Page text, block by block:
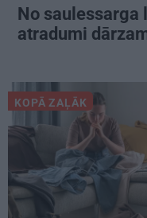
No
atradumi
KOPĀ ZAĻĀK